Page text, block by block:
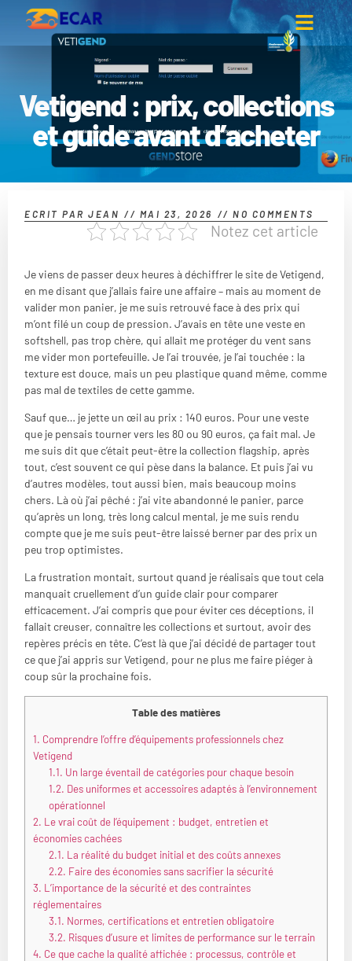
Vetigend : prix, collections
et guide avant d’acheter
ECRIT PAR JEAN // MAI 23, 2026 // NO COMMENTS
Notez cet article
Je viens de passer deux heures à déchiffrer le site de Vetigend,
en me disant que j’allais faire une affaire – mais au moment de
valider mon panier, je me suis retrouvé face à des prix qui
m’ont filé un coup de pression. J’avais en tête une veste en
softshell, pas trop chère, qui allait me protéger du vent sans
me vider mon portefeuille. Je l’ai trouvée, je l’ai touchée : la
texture est douce, mais un peu plastique quand même, comme
pas mal de textiles de cette gamme.
Sauf que… je jette un œil au prix : 140 euros. Pour une veste
que je pensais tourner vers les 80 ou 90 euros, ça fait mal. Je
me suis dit que c’était peut-être la collection flagship, après
tout, c’est souvent ce qui pèse dans la balance. Et puis j’ai vu
d’autres modèles, tout aussi bien, mais beaucoup moins
chers. Là où j’ai pêché : j’ai vite abandonné le panier, parce
qu’après un long, très long calcul mental, je me suis rendu
compte que je me suis peut-être laissé berner par des prix un
peu trop optimistes.
La frustration montait, surtout quand je réalisais que tout cela
manquait cruellement d’un guide clair pour comparer
efficacement. J’ai compris que pour éviter ces déceptions, il
fallait creuser, connaître les collections et surtout, avoir des
repères précis en tête. C’est là que j’ai décidé de partager tout
ce que j’ai appris sur Vetigend, pour ne plus me faire piéger à
coup sûr la prochaine fois.
Table des matières
1. Comprendre l’offre d’équipements professionnels chez
Vetigend
1.1. Un large éventail de catégories pour chaque besoin
1.2. Des uniformes et accessoires adaptés à l’environnement
opérationnel
2. Le vrai coût de l’équipement : budget, entretien et
économies cachées
2.1. La réalité du budget initial et des coûts annexes
2.2. Faire des économies sans sacrifier la sécurité
3. L’importance de la sécurité et des contraintes
réglementaires
3.1. Normes, certifications et entretien obligatoire
3.2. Risques d’usure et limites de performance sur le terrain
4. Ce que cache la qualité affichée : processus, contrôle et